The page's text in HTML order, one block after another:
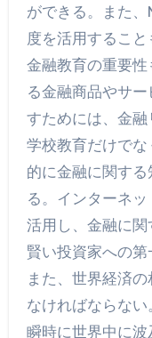
ができる。また、
度を活用すること
金融教育の重要
る金融商品やサ
すためには、金融
学校教育だけで
的に金融に関す
る。インターネ
活用し、金融に関
賢い投資家への第
また、世界経済
なければならない
瞬時に世界中に